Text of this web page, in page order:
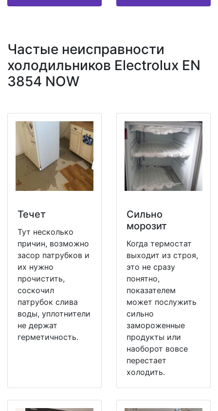
Частые неисправности
холодильников Electrolux EN
3854 NOW
Течет
Тут несколько
причин, возможно
засор патрубков и
их нужно
прочистить,
соскочил
патрубок слива
воды, уплотнители
не держат
герметичность.
Сильно
морозит
Когда термостат
выходит из строя,
это не сразу
понятно,
показателем
может послужить
сильно
замороженные
продукты или
наоборот вовсе
перестает
холодить.